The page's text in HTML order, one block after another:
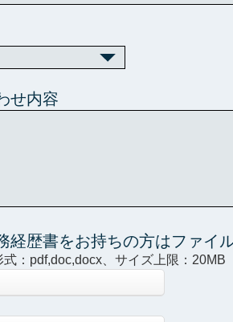
せ内容
経歴書をお持ちの方はファイ
式：pdf,doc,docx、サイズ上限：20MB